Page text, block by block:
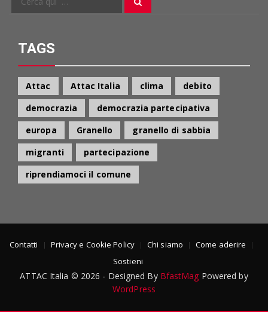
Cerca
TAGS
Attac Attac Italia clima
debito
democrazia
democrazia partecipativa
europa
Granello
granello di sabbia
migranti
partecipazione
riprendiamoci il comune
Contatti Privacy e Cookie Policy Chi siamo
Come aderire
Sostieni
ATTAC Italia © 2026 - Designed By BfastMag Powered by
WordPress